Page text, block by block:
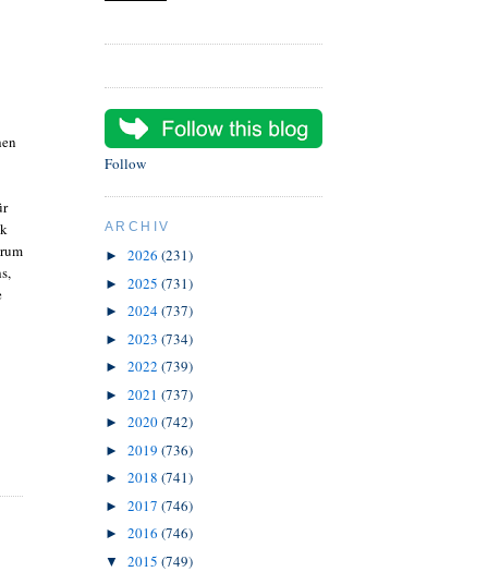
Follow
ARCHIV
► 2026 (231)
► 2025 (731)
► 2024(737)
► 2023 (734)
► 2022 (739)
► 2021 (737)
► 2020(742)
► 2019 (736)
► 2018 (741)
► 2017 (746)
► 2016 (746)
▼ 2015 (749)